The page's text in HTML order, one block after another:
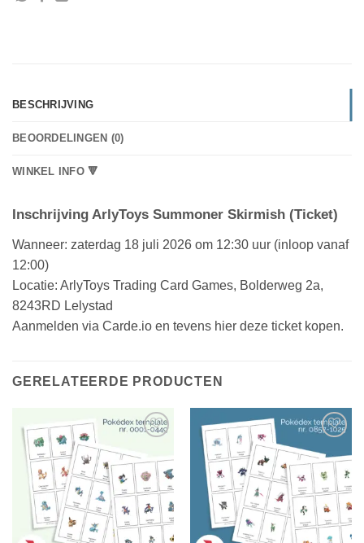
BESCHRIJVING
BEOORDELINGEN (0)
WINKEL INFO 🔻
Inschrijving ArlyToys Summoner Skirmish (Ticket)
Wanneer: zaterdag 18 juli 2026 om 12:30 uur (inloop vanaf
12:00)
Locatie: ArlyToys Trading Card Games, Bolderweg 2a,
8243RD Lelystad
Aanmelden via Carde.io en tevens hier deze ticket kopen.
GERELATEERDE PRODUCTEN